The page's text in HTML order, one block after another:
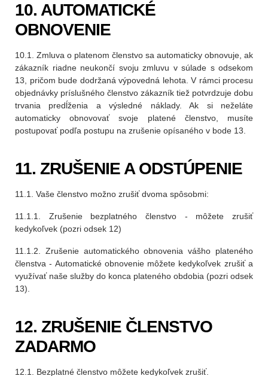
10. AUTOMATICKÉ
OBNOVENIE
10.1. Zmluva o platenom členstvo sa automaticky obnovuje, ak
zákazník riadne neukončí svoju zmluvu v súlade s odsekom
13, pričom bude dodržaná výpovedná lehota. V rámci procesu
objednávky príslušného členstvo zákazník tiež potvrdzuje dobu
trvania predĺženia a výsledné náklady. Ak si neželáte
automaticky obnovovať svoje platené členstvo, musíte
postupovať podľa postupu na zrušenie opísaného v bode 13.
11. ZRUŠENIE A ODSTÚPENIE
11.1. Vaše členstvo možno zrušiť dvoma spôsobmi:
11.1.1. Zrušenie bezplatného členstvo - môžete zrušiť
kedykoľvek (pozri odsek 12)
11.1.2. Zrušenie automatického obnovenia vášho plateného
členstva - Automatické obnovenie môžete kedykoľvek zrušiť a
využívať naše služby do konca plateného obdobia (pozri odsek
13).
12. ZRUŠENIE ČLENSTVO
ZADARMO
12.1. Bezplatné členstvo môžete kedykoľvek zrušiť.